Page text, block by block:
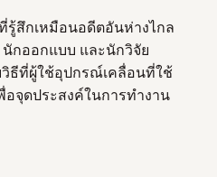
รู้สึกเหมือนอดีตอันห่างไกล
กออกแบบ และนักวิจัย
ธีที่ผู้ใช้อุปกรณ์เคลื่อนที่ใช้
อจุดประสงค์ในการทำงาน